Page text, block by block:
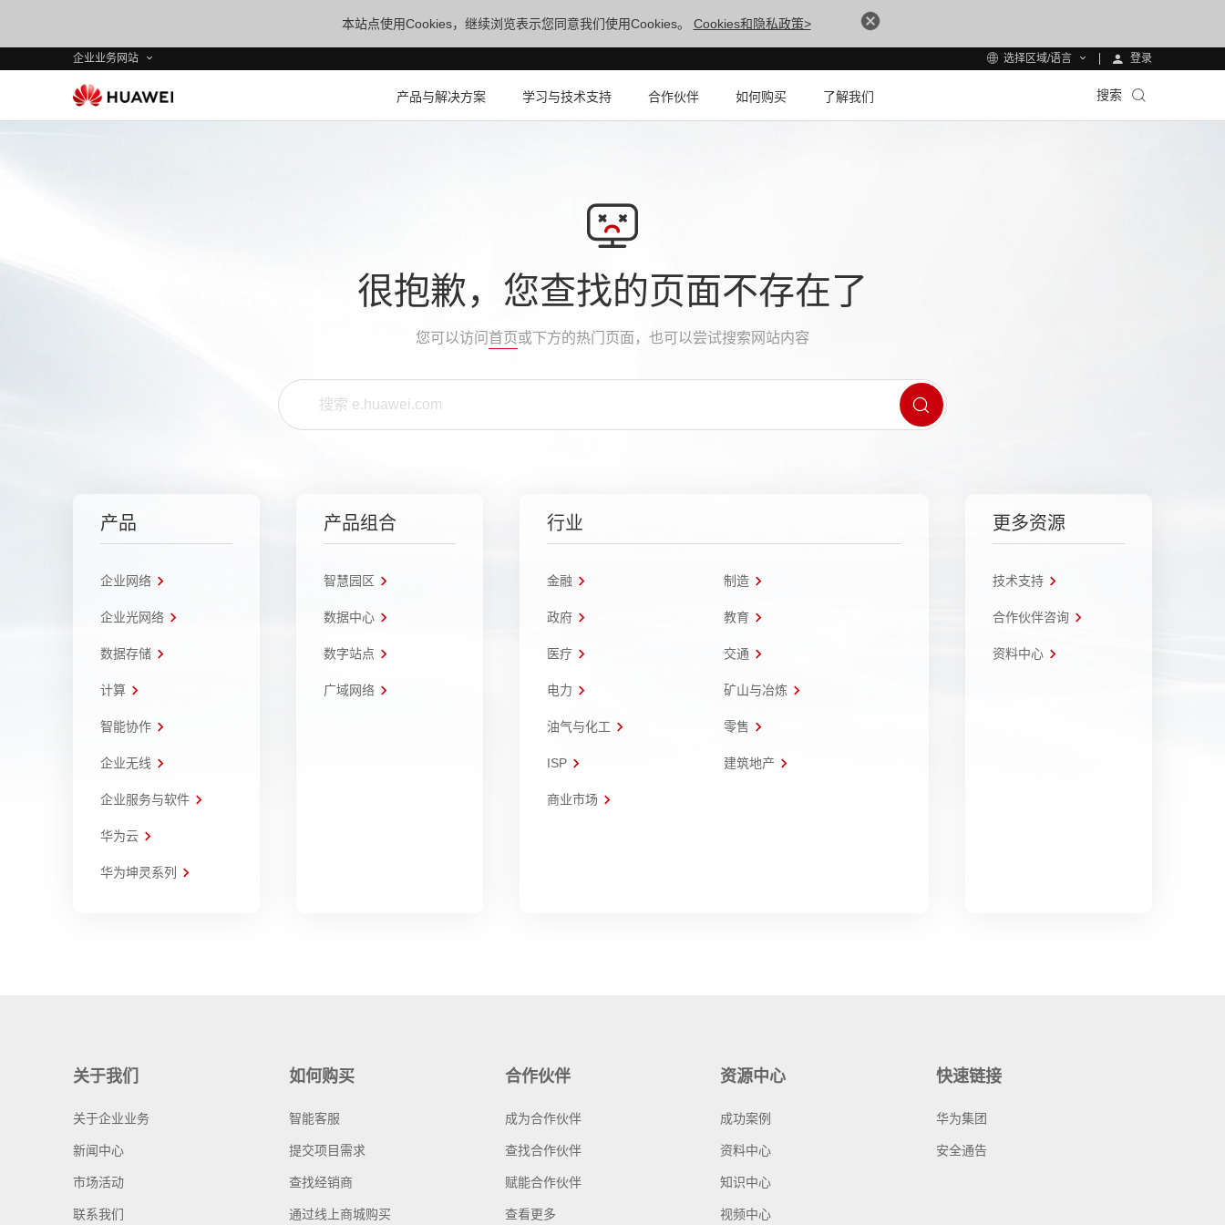
本站点使用Cookies，继续浏览表示您同意我们使用Cookies。 Cookies和隐私政策>
企业业务网站 选择区域/语言 登录
产品与解决方案 学习与技术支持 合作伙伴 如何购买 了解我们 搜索
很抱歉，您查找的页面不存在了
您可以访问 首页或下方的热门页面，也可以尝试搜索网站内容
产品
企业网络
企业光网络
数据存储
计算
智能协作
企业无线
企业服务与软件
华为云
华为坤灵系列
产品组合
智慧园区
数据中心
数字站点
广域网络
行业
金融 制造
政府 教育
医疗 交通
电力 矿山与冶炼
油气与化工 零售
ISP 建筑地产
商业市场
更多资源
技术支持
合作伙伴咨询
资料中心
关于我们
关于企业业务
新闻中心
市场活动
联系我们
如何购买
智能客服
提交项目需求
查找经销商
通过线上商城购买
合作伙伴
成为合作伙伴
查找合作伙伴
赋能合作伙伴
查看更多
资源中心
成功案例
资料中心
知识中心
视频中心
快速链接
华为集团
安全通告